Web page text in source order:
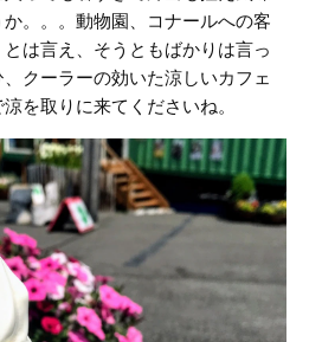
。。。動物園、コナールへの客
は言え、そうともばかりは言っ
クーラーの効いた涼しいカフェ
を取りに来てくださいね。